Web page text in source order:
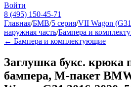
Войти
8 (495) 150-45-71
Главная/БМВ/5 серия/VII Wagon
наружная часть/Бампера и
← Бампера и комплектующие
Заглушка букс. крюка
бампера, М-пакет